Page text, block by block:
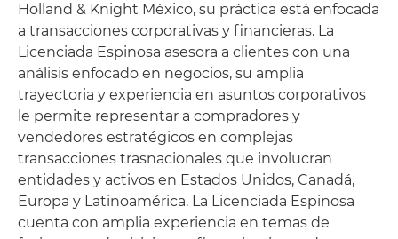
Holland & Knight México, su práctica está enfocada
a transacciones corporativas y financieras. La
Licenciada Espinosa asesora a clientes con una
análisis enfocado en negocios, su amplia
trayectoria y experiencia en asuntos corporativos
le permite representar a compradores y
vendedores estratégicos en complejas
transacciones trasnacionales que involucran
entidades y activos en Estados Unidos, Canadá,
Europa y Latinoamérica. La Licenciada Espinosa
cuenta con amplia experiencia en temas de